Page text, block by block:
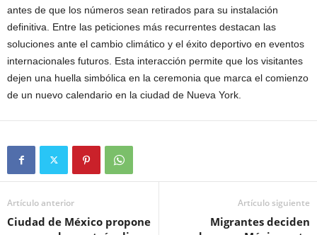
antes de que los números sean retirados para su instalación
definitiva. Entre las peticiones más recurrentes destacan las
soluciones ante el cambio climático y el éxito deportivo en eventos
internacionales futuros. Esta interacción permite que los visitantes
dejen una huella simbólica en la ceremonia que marca el comienzo
de un nuevo calendario en la ciudad de Nueva York.
Artículo anterior
Ciudad de México propone
Artículo siguiente
Migrantes deciden